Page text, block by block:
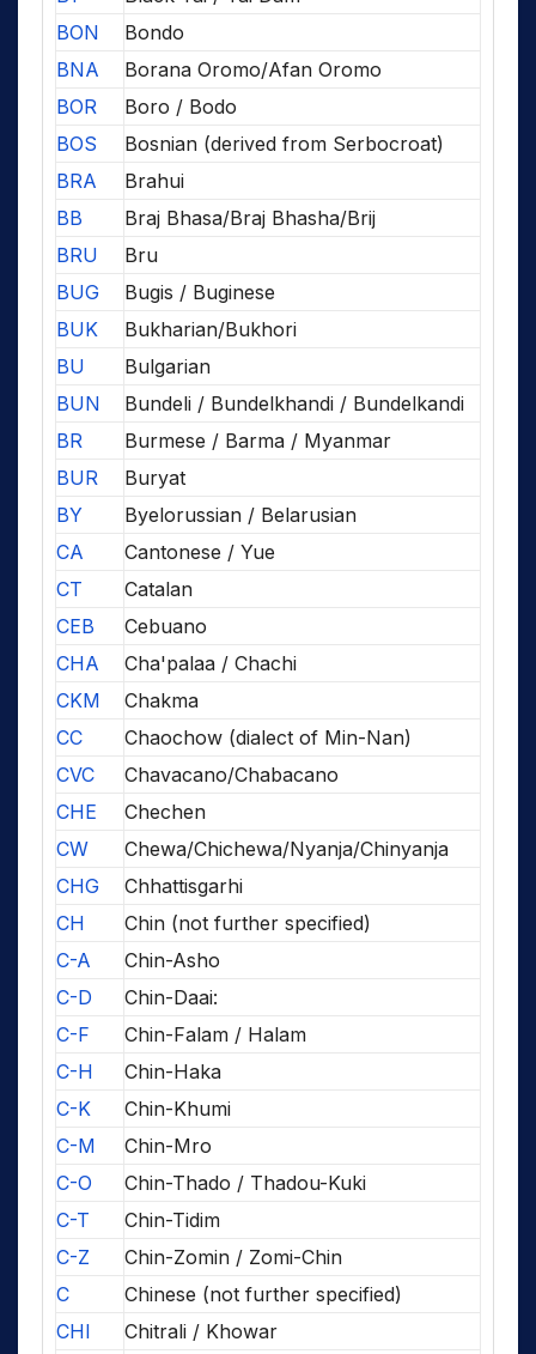
BON
Bondo
BNA
Borana Oromo/Afan Oromo
BOR
Boro / Bodo
BOS
Bosnian (derived from Serbocroat)
BRA
Brahui
BB
Braj Bhasa/Braj Bhasha/Brij
BRU
Bru
BUG
Bugis / Buginese
BUK
Bukharian/Bukhori
BU
Bulgarian
BUN
Bundeli / Bundelkhandi / Bundelkandi
BR
Burmese / Barma / Myanmar
BUR
Buryat
BY
Byelorussian / Belarusian
CA
Cantonese / Yue
CT
Catalan
CEB
Cebuano
CHA
Cha'palaa / Chachi
CKM
Chakma
CC
Chaochow (dialect of Min-Nan)
CVC
Chavacano/Chabacano
CHE
Chechen
CW
Chewa/Chichewa/Nyanja/Chinyanja
CHG
Chhattisgarhi
CH
Chin (not further specified)
C-A
Chin-Asho
C-D
Chin-Daai:
C-F
Chin-Falam / Halam
C-H
Chin-Haka
C-K
Chin-Khumi
C-M
Chin-Mro
C-O
Chin-Thado / Thadou-Kuki
C-T
Chin-Tidim
C-Z
Chin-Zomin / Zomi-Chin
C
Chinese (not further specified)
CHI
Chitrali / Khowar